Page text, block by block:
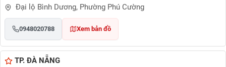
Đại lộ Bình Dương, Phường Phú Cường
0948020788 Xem bản đồ
TP. ĐÀ NẴNG